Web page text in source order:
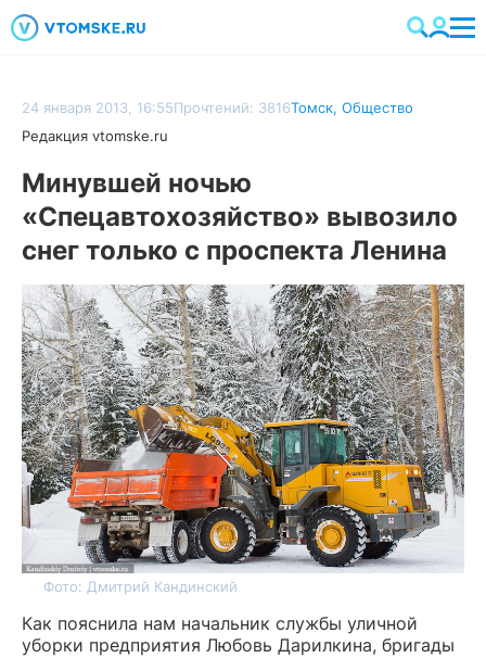
24 января 2013, 16:55Прочтений: 3816Томск, Общество
Редакция vtomske.ru
Минувшей ночью
«Спецавтохозяйство» вывозило
снег только с проспекта Ленина
Фото: Дмитрий Кандинский
Как пояснила нам начальник службы уличной
уборки предприятия Любовь Дарилкина, бригады